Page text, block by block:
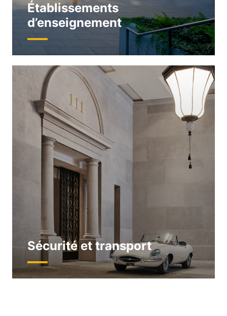
Établissements
d’enseignement
Sécurité et transport